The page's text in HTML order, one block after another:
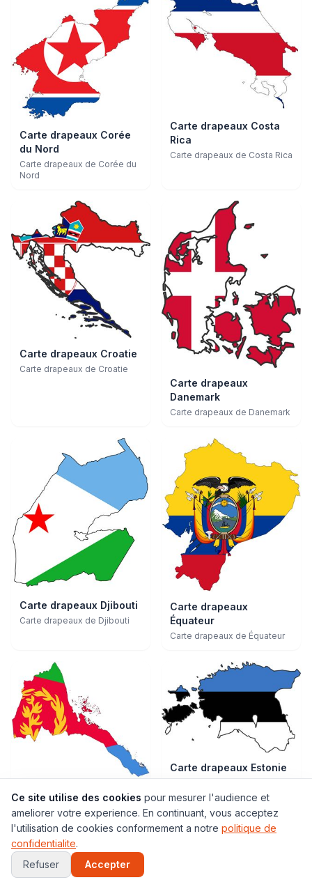
Carte drapeaux Corée
du Nord
Carte drapeaux de Corée du
Nord
Carte drapeaux Costa
Rica
Carte drapeaux de Costa Rica
Carte drapeaux Croatie
Carte drapeaux de Croatie
Carte drapeaux
Danemark
Carte drapeaux de Danemark
Carte drapeaux Djibouti
Carte drapeaux de Djibouti
Carte drapeaux
Équateur
Carte drapeaux de Équateur
Carte drapeaux Érythrée
Carte drapeaux de Érythrée
Carte drapeaux Estonie
Carte drapeaux de Estonie
Ce site utilise des cookies pour mesurer l'audience et
ameliorer votre experience. En continuant, vous acceptez
l'utilisation de cookies conformement a notre politique de
confidentialite.
Refuser
Accepter